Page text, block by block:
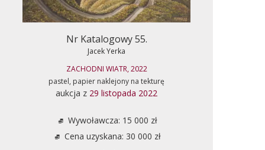
Nr Katalogowy 55.
Jacek Yerka
ZACHODNI WIATR, 2022
pastel, papier naklejony na tekturę
aukcja z 29 listopada 2022
Wywoławcza: 15 000 zł
Cena uzyskana: 30 000 zł